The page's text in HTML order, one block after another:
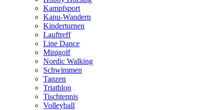
Kampfsport
Kanu-Wandern
Kinderturnen
Lauftreff
Line Dance
Minigolf
Nordic Walking
Schwimmen
Tanzen
Triathlon
Tischtennis
Volleyball